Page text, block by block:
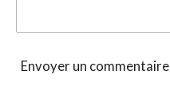
Envoyer un commentaire